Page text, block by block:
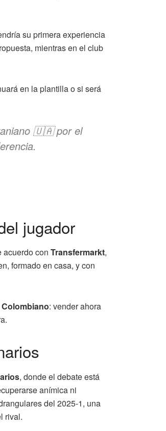
su primera experiencia
mientras en el club
en la plantilla o si será
🇺🇦 por el
jugador
acuerdo con Transfermarkt,
formado en casa, y con
: vender ahora
, donde el debate está
anímica ni
del 2025-1, una
rival.